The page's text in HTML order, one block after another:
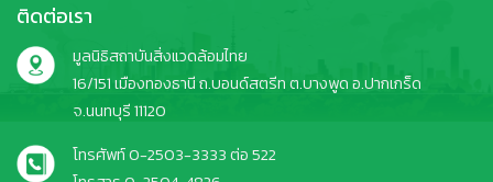
ติดต่อเรา
มูลนิธิสถาบันสิ่งแวดล้อมไทย
16/151 เมืองทองธานี ถ.บอนด์สตรีท ต.บางพูด อ.ปากเกร็ด
จ.นนทบุรี 11120
โทรศัพท์ 0-2503-3333 ต่อ 522